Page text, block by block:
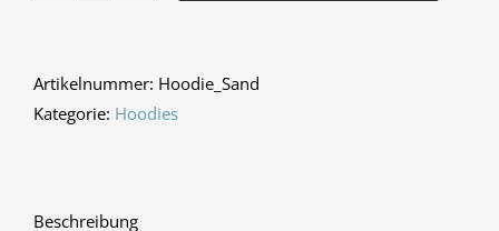
Sand
Menge
Artikelnummer: Hoodie_Sand
Kategorie: Hoodies
Beschreibung